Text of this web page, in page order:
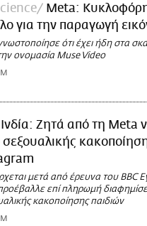
Meta:
για την παραγωγή
ότι έχει ήδη στα
ονομασία Muse Video
Ινδία: Ζητά από τη Meta
σεξουαλικής
μετά από έρευνα του BBC
επί πληρωμή
κακοποίησης παιδιών